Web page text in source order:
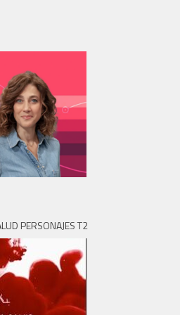
PERSONAJES T2